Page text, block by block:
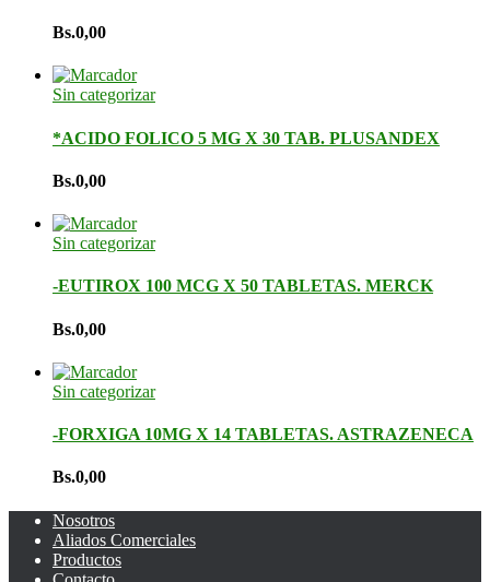
Bs.0,00
Sin categorizar
*ACIDO FOLICO 5 MG X 30 TAB. PLUSANDEX
Bs.0,00
Sin categorizar
-EUTIROX 100 MCG X 50 TABLETAS. MERCK
Bs.0,00
Sin categorizar
-FORXIGA 10MG X 14 TABLETAS. ASTRAZENECA
Bs.0,00
Nosotros
Aliados Comerciales
Productos